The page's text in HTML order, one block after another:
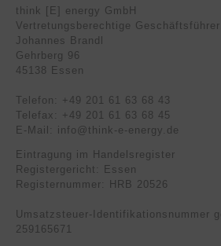
WISSENSWERTES
SERVICE
think [E] energy GmbH
Vertretungsberechtige
Johannes Brandl
Gehrberg 96
45138 Essen
Telefon: +49 201 61 63 68 43
Telefax: +49 201 61 63 68 45
E-Mail: info@think-e-energy.de
Eintragung im Handelsregister
Registergericht: Essen
Registernummer: HRB 20526
Umsatzsteuer-Identifikationsnummer
259165671